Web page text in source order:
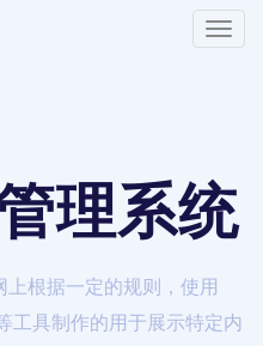
Toggle
理系统
根据一定的规则，使用
工具制作的用于展示特定内